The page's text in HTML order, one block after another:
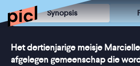
Synopsis
Het dertienjarige meisje
afgelegen gemeenschap die